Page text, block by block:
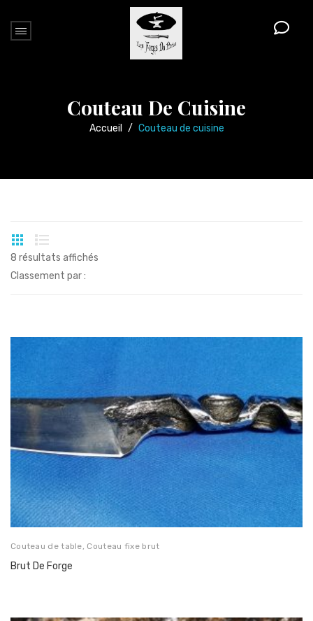
Couteau De Cuisine
Accueil / Couteau de cuisine
8 résultats affichés
Classement par :
Couteau de table Couteau fixe brut
Brut De Forge